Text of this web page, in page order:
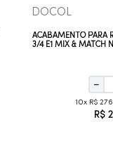
DOCOL
ACABAMENTO PARA
3/4 E1 MIX & MATCH
－
10 R$ 276
R$ 2